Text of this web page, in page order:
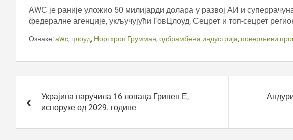
АWС је раније уложио 50 милијарди долара у развој АИ и
федералне агенције, укључујући ГовЦлоуд, Сецрет и топ-сецрет
Ознаке:аwс, цлоуд, Нортхроп Грумман, одбрамбена индустрија, поверљиви
чланкаУкрајина наручила 16 ловаца Грипен Е,
испоруке од 2029. године